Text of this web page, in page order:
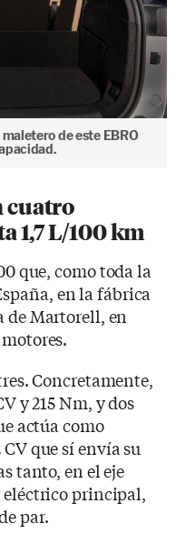
de este EBRO
cuatro
1,7 L/100 km
que, como toda la
en la fábrica
de Martorell, en
Concretamente,
y 215 Nm, y dos
actúa como
que sí envía su
tanto, en el eje
eléctrico principal,
par.